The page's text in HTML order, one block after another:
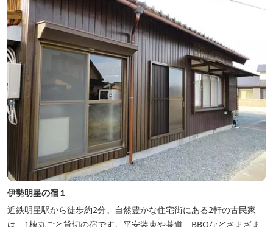
伊勢明星の宿１
近鉄明星駅から徒歩約2分。自然豊かな住宅街にある2軒の古民家
は、1棟丸ごと貸切の宿です。平安装束や茶道、BBQなどさまざま